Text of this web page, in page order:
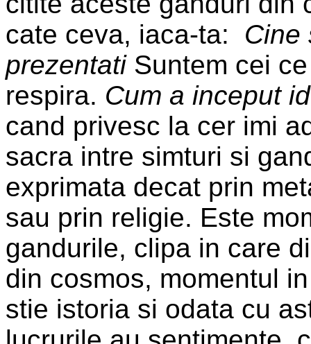
cate ceva, iaca-ta:
Cine
prezentatiSuntem cei
respira. Cum a inceput
cand privesc la cer imi
sacra intre simturi si
exprimata decat prin
sau prin religie. Este
gandurile, clipa in care
din cosmos, momentul
stie istoria si odata cu